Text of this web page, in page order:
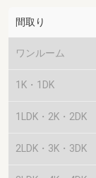
間取り
ワンルーム
1K・1DK
1LDK・2K・2DK
2LDK・3K・3DK